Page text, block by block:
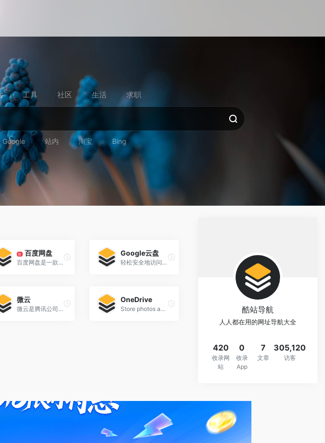
工具 社区 生活 求职
Google 站内 淘宝 Bing
荐 百度网盘
百度网盘是一款国民级产品
Google云盘
轻松安全地访问您的所有内容
微云
微云是腾讯公司为用户精心打造的一项智能云服务
OneDrive
Store photos and docs online. Access them from any PC, Mac or phone. Create and work together on Word, Excel or PowerPoint documents. 酷站导航
人人都在用的网址导航大全
420
收录网
站
0
收录
App
7
文章
305,120
访客